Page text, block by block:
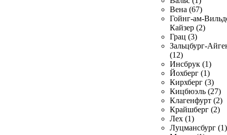
Вена (67)
Гойнг-ам-
Кайзер (2)
Грац (3)
Зальцбург-
(12)
Инсбрук (1)
Йохберг (1)
Кирхберг (3)
Кицбюэль (27)
Клагенфурт (2)
Крайшберг (2)
Лех (1)
Луцмансбург (1)